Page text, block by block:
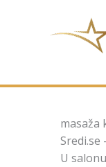
masaža
U salonu